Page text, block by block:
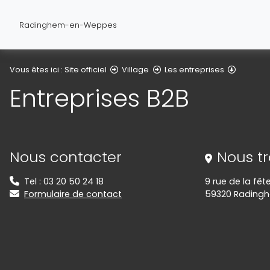
Radinghem-en-Weppes
Vous êtes ici : Site officiel Village Les entreprises
Entreprises B2B
Informations de contact
Nous contacter
Tel : 03 20 50 24 18
Formulaire de contact
Nous
9 rue de la
59320